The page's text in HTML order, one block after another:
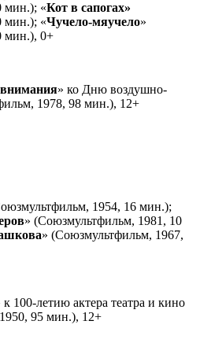
мин.); «Кот в сапогах»
мин.); «Чучело-мяучело»
мин.), 0+
внимания» ко Дню воздушно-
1978, 98 мин.), 12+
1954, 16 мин.);
» (Союзмультфильм, 1981, 10
» (Союзмультфильм, 1967,
к 100-летию актера театра и кино
95 мин.), 12+